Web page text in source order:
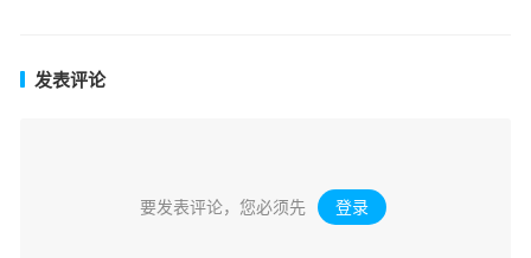
发表评论
要发表评论，您必须先 登录 。